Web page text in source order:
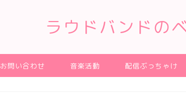
ラウドバンドの
お問い合わせ 音楽活動 配信ぶっちゃけ